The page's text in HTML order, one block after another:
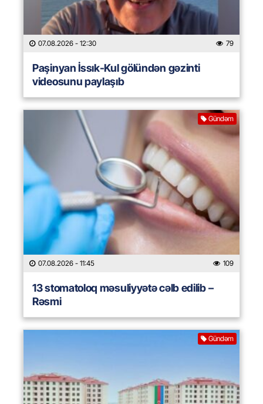
07.08.2026 - 12:30 79
Paşinyan İssık-Kul gölündən gəzinti
videosunu paylaşıb
Gündəm
07.08.2026 - 11:45 109
13 stomatoloq məsuliyyətə cəlb edilib –
Rəsmi
Gündəm